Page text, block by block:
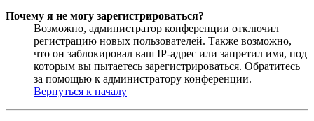
Почему я не могу зарегистрироваться?
Возможно, администратор конференции отключил
регистрацию новых пользователей. Также возможно,
что он заблокировал ваш IP-адрес или запретил имя, под
которым вы пытаетесь зарегистрироваться. Обратитесь
за помощью к администратору конференции.
Вернуться к началу